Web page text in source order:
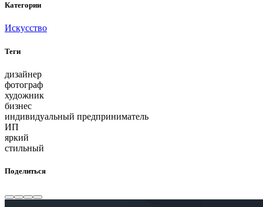
Категории
Искусство
Теги
дизайнер
фотограф
художник
бизнес
индивидуальный предприниматель
ИП
яркий
стильный
Поделиться